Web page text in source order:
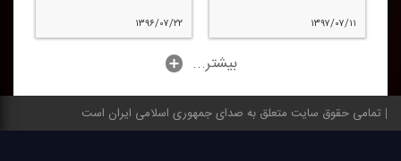
۱۳۹۷/۰۷/۱۱ ۱۳۹۶/۰۷/۲۲
...بیشتر
تمامی حقوق سایت متعلق به صدای جمهوری اسلامی ایران است